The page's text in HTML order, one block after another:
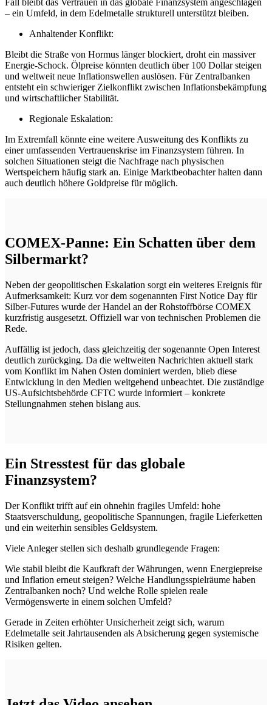
Fall bleibt das Vertrauen in das globale Finanzsystem angeschlagen
– ein Umfeld, in dem Edelmetalle strukturell unterstützt bleiben.
Anhaltender Konflikt:
Bleibt die Straße von Hormus länger blockiert, droht ein massiver
Energie-Schock. Ölpreise könnten deutlich über 100 Dollar steigen
und weltweit neue Inflationswellen auslösen. Für Zentralbanken
entsteht ein schwieriger Zielkonflikt zwischen Inflationsbekämpfung
und wirtschaftlicher Stabilität.
Regionale Eskalation:
Im Extremfall könnte eine weitere Ausweitung des Konflikts zu
einer umfassenden Vertrauenskrise im Finanzsystem führen. In
solchen Situationen steigt die Nachfrage nach physischen
Wertspeichern häufig stark an. Einige Marktbeobachter halten dann
auch deutlich höhere Goldpreise für möglich.
COMEX-Panne: Ein Schatten über dem
Silbermarkt?
Neben der geopolitischen Eskalation sorgt ein weiteres Ereignis für
Aufmerksamkeit: Kurz vor dem sogenannten First Notice Day für
Silber-Futures wurde der Handel an der Rohstoffbörse COMEX
kurzfristig ausgesetzt. Offiziell war von technischen Problemen die
Rede.
Auffällig ist jedoch, dass gleichzeitig der sogenannte Open Interest
deutlich zurückging. Da die weltweiten Nachrichten aktuell stark
vom Konflikt im Nahen Osten dominiert werden, blieb diese
Entwicklung in den Medien weitgehend unbeachtet. Die zuständige
US-Aufsichtsbehörde CFTC wurde informiert – konkrete
Stellungnahmen stehen bislang aus.
Ein Stresstest für das globale
Finanzsystem?
Der Konflikt trifft auf ein ohnehin fragiles Umfeld: hohe
Staatsverschuldung, geopolitische Spannungen, fragile Lieferketten
und ein weiterhin sensibles Geldsystem.
Viele Anleger stellen sich deshalb grundlegende Fragen:
Wie stabil bleibt die Kaufkraft der Währungen, wenn Energiepreise
und Inflation erneut steigen? Welche Handlungsspielräume haben
Zentralbanken noch? Und welche Rolle spielen reale
Vermögenswerte in einem solchen Umfeld?
Gerade in Zeiten erhöhter Unsicherheit zeigt sich, warum
Edelmetalle seit Jahrtausenden als Absicherung gegen systemische
Risiken gelten.